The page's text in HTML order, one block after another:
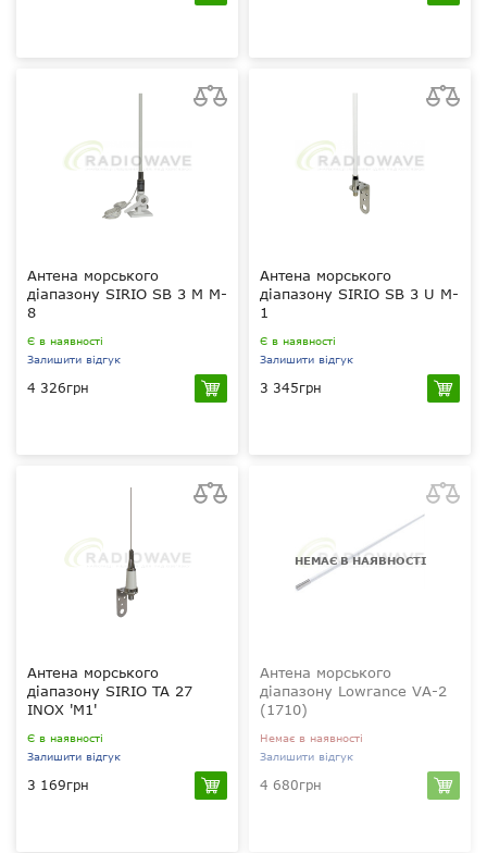
Антена морського
діапазону SIRIO SB 3 M M-
8
Є в наявності
Залишити відгук
4 326грн
Антена морського
діапазону SIRIO SB 3 U M-
1
Є в наявності
Залишити відгук
3 345грн
Антена морського
діапазону SIRIO TA 27
INOX 'M1'
Є в наявності
Залишити відгук
3 169грн
НЕМАЄ В НАЯВНОСТІ
Антена морського
діапазону Lowrance VA-2
(1710)
Немає в наявності
Залишити відгук
4 680грн